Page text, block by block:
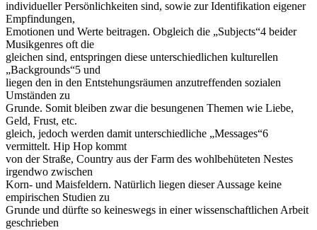
individueller Persönlichkeiten sind, sowie zur Identifikation eigener
Empfindungen,
Emotionen und Werte beitragen. Obgleich die „Subjects“4 beider
Musikgenres oft die
gleichen sind, entspringen diese unterschiedlichen kulturellen
„Backgrounds“5 und
liegen den in den Entstehungsräumen anzutreffenden sozialen
Umständen zu
Grunde. Somit bleiben zwar die besungenen Themen wie Liebe,
Geld, Frust, etc.
gleich, jedoch werden damit unterschiedliche „Messages“6
vermittelt. Hip Hop kommt
von der Straße, Country aus der Farm des wohlbehüteten Nestes
irgendwo zwischen
Korn- und Maisfeldern. Natürlich liegen dieser Aussage keine
empirischen Studien zu
Grunde und dürfte so keineswegs in einer wissenschaftlichen Arbeit
geschrieben